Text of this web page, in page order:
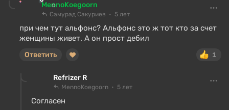
MennoKoegoorn
Самурад Сакуриев 5 лет
при чем тут альфонс? Альфонс это ж тот кто за счет
женщины живет. А он прост дебил
1
Ответить
Refrizer R
MennoKoegoorn 5 лет
Согласен